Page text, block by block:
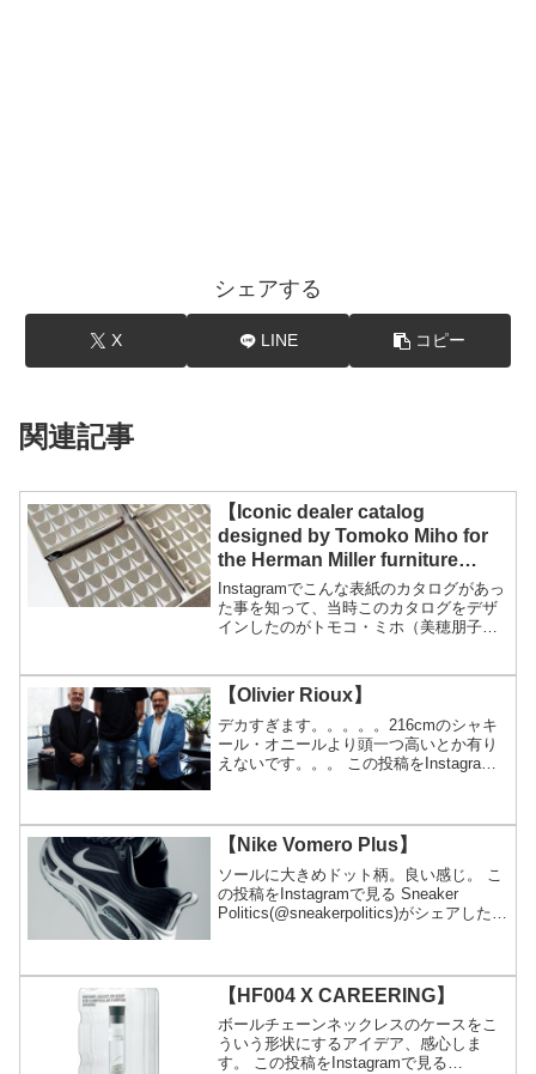
シェアする
X LINE コピー
関連記事
【Iconic dealer catalog
designed by Tomoko Miho for
the Herman Miller furniture
company, 1964.】
Instagramでこんな表紙のカタログがあっ
た事を知って、当時このカタログをデザ
インしたのがトモコ・ミホ（美穂朋子）
して長いですがトモコ・ミホさんという
存在を知りませ...
【Olivier Rioux】
デカすぎます。。。。。216cmのシャキ
ール・オニールより頭一つ高いとか有り
えないです。。。 この投稿をInstagram
【Nike Vomero Plus】
ソールに大きめドット柄。良い感じ。 こ
の投稿をInstagramで見る Sneaker
Politics(@sneakerpolitics)がシェアした投
【HF004 X CAREERING】
ボールチェーンネックレスのケースをこ
ういう形状にするアイデア、感心しま
す。 この投稿をInstagramで見る